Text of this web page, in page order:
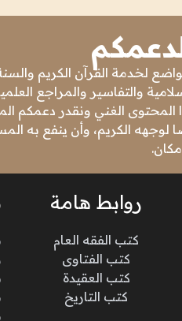
لخدمة القرآن الكريم والسنة
والتفاسير والمراجع
الغني ونقدر دعمكم
لوجهه الكريم، وأن ينفع به
روابط هامة
كتب الفقه العام
كتب الفتاوى
كتب العقيدة
كتب التاريخ